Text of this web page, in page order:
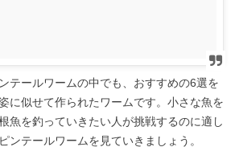
テールワームの中でも、おすすめの6選を
に似せて作られたワームです。小さな魚を
魚を釣っていきたい人が挑戦するのに適し
ンテールワームを見ていきましょう。